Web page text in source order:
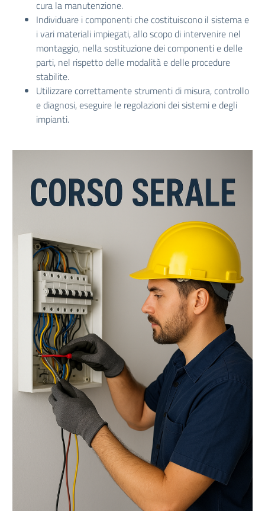
cura la manutenzione.
Individuare i componenti che costituiscono il sistema e
i vari materiali impiegati, allo scopo di intervenire nel
montaggio, nella sostituzione dei componenti e delle
parti, nel rispetto delle modalità e delle procedure
stabilite.
Utilizzare correttamente strumenti di misura, controllo
e diagnosi, eseguire le regolazioni dei sistemi e degli
impianti.